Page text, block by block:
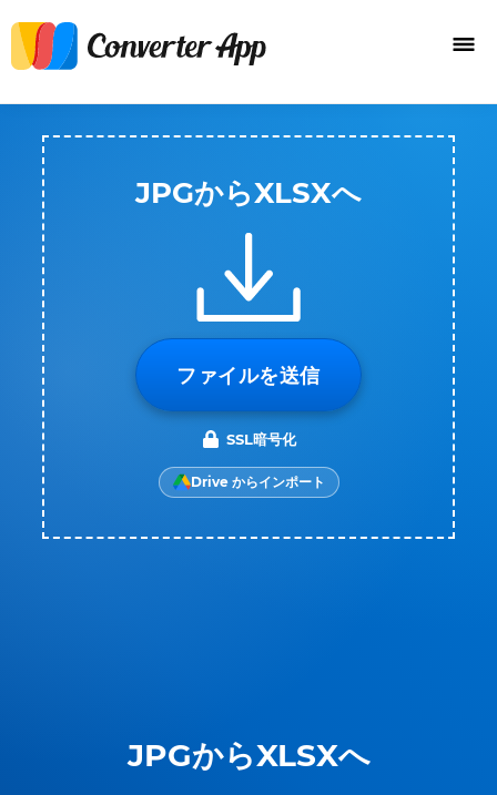
JPGからXLSXへ
JPGからXLSXへ
ファイルを送信
SSL暗号化
Drive からインポート